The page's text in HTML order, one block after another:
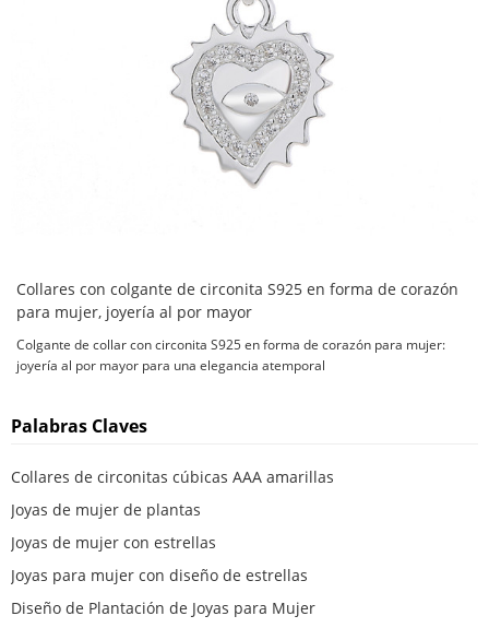
Collares con colgante de circonita S925 en forma de corazón
para mujer, joyería al por mayor
Colgante de collar con circonita S925 en forma de corazón para mujer:
joyería al por mayor para una elegancia atemporal
Palabras Claves
Collares de circonitas cúbicas AAA amarillas
Joyas de mujer de plantas
Joyas de mujer con estrellas
Joyas para mujer con diseño de estrellas
Diseño de Plantación de Joyas para Mujer